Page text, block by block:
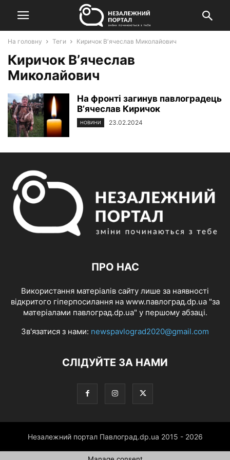
На головну Теги Киричок Вʼячеслав Миколайович
Киричок Вʼячеслав
Миколайович
На фронті загинув павлоградець
Вʼячеслав Киричок
НОВИНИ 23.02.2024
ПРО НАС
Використання матеріалів сайту лише за наявності
відкритого гіперпосилання на www.павлоград.dp.ua "за
матеріалами павлоград.dp.ua" у першому абзаці.
Зв'язатися з нами: newspavlograd2020@gmail.com
СЛІДУЙТЕ ЗА НАМИ
Незалежний портал Павлоград.dp.ua 2015 - 2026